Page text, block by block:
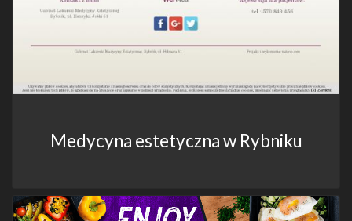
Medycyna estetyczna w Rybniku